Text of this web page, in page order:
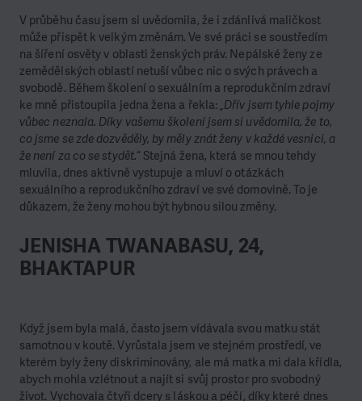
V průběhu času jsem si uvědomila, že i zdánlivá maličkost
může přispět k velkým změnám. Ve své práci se soustředím
na šíření osvěty v oblasti ženských práv. Nepálské ženy ze
zemědělských oblastí netuší vůbec nic o svých právech a
svobodě. Během školení o sexuálním a reprodukčním zdraví
ke mně přistoupila jedna žena a řekla:„Dřív jsem tyhle pojmy
vůbec neznala. Díky vašemu školení jsem si uvědomila, že to,
co jsme se zde dozvěděly, by měly znát ženy v každé vesnici, a
že není za co se stydět.“ Stejná žena, která se mnou tehdy
mluvila, dnes aktivně vystupuje a mluví o otázkách
sexuálního a reprodukčního zdraví ve své domovině. To je
důkazem, že ženy mohou být hybnou silou změny.
JENISHA TWANABASU, 24,
BHAKTAPUR
Když jsem byla malá, často jsem vídávala svou matku stát
samotnou v koutě. Vyrůstala jsem ve stejném prostředí, ve
kterém byly ženy diskriminovány, ale má matka mi dala křídla,
abych mohla vzlétnout a najít si svůj prostor pro svobodný
život. Vychovala čtyři dcery s láskou a péčí, díky které dnes